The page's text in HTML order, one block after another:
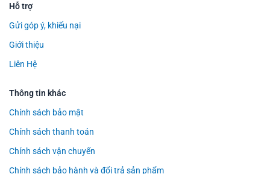
Hỗ trợ
Gửi góp ý, khiếu nại
Giới thiệu
Liên Hệ
Thông tin khác
Chính sách bảo mật
Chính sách thanh toán
Chính sách vận chuyển
Chính sách bảo hành và đổi trả sản phẩm